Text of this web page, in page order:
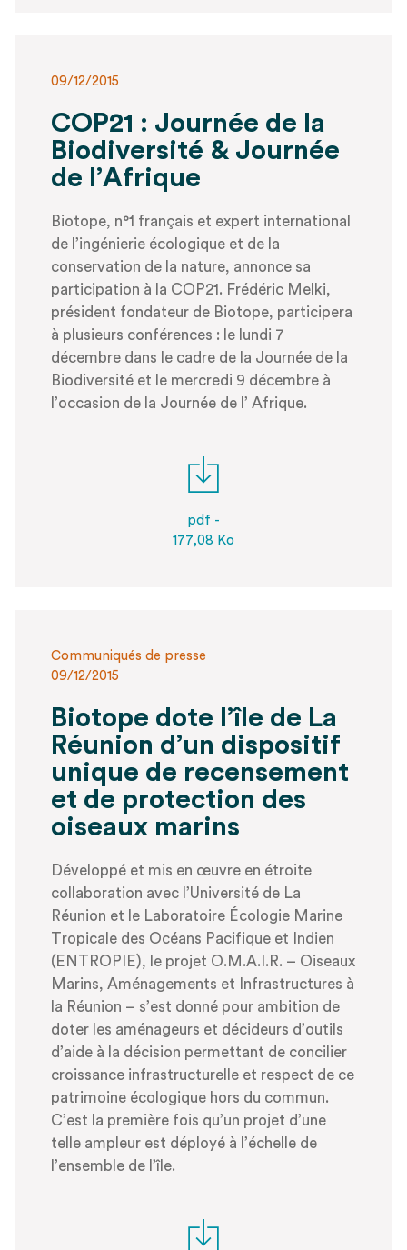
09/12/2015
COP21 : Journée de la
Biodiversité & Journée
de l’Afrique
Biotope, n°1 français et expert international
de l’ingénierie écologique et de la
conservation de la nature, annonce sa
participation à la COP21. Frédéric Melki,
président fondateur de Biotope, participera
à plusieurs conférences : le lundi 7
décembre dans le cadre de la Journée de la
Biodiversité et le mercredi 9 décembre à
l’occasion de la Journée de l’ Afrique.
pdf -
177,08 Ko
Communiqués de presse
09/12/2015
Biotope dote l’île de La
Réunion d’un dispositif
unique de recensement
et de protection des
oiseaux marins
Développé et mis en œuvre en étroite
collaboration avec l’Université de La
Réunion et le Laboratoire Écologie Marine
Tropicale des Océans Pacifique et Indien
(ENTROPIE), le projet O.M.A.I.R. – Oiseaux
Marins, Aménagements et Infrastructures à
la Réunion – s’est donné pour ambition de
doter les aménageurs et décideurs d’outils
d’aide à la décision permettant de concilier
croissance infrastructurelle et respect de ce
patrimoine écologique hors du commun.
C’est la première fois qu’un projet d’une
telle ampleur est déployé à l’échelle de
l’ensemble de l’île.